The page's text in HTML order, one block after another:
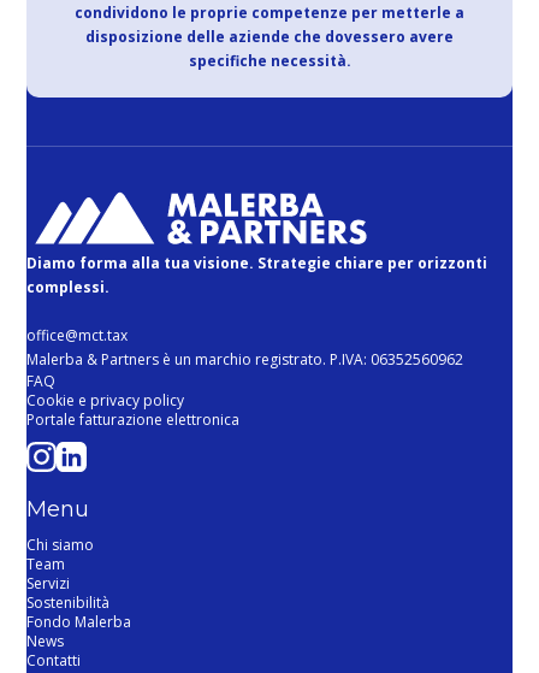
condividono le proprie competenze per metterle a
disposizione delle aziende che dovessero avere
specifiche necessità.
Diamo forma alla tua visione. Strategie chiare per orizzonti
complessi.
office@mct.tax
Malerba & Partners è un marchio registrato. P.IVA: 06352560962
FAQ
Cookie e privacy policy
Portale fatturazione elettronica
Menu
Chi siamo
Team
Servizi
Sostenibilità
Fondo Malerba
News
Contatti